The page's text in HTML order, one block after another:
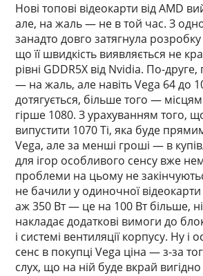
Нові топові відеокарти від AMD
але, на жаль — не в той час. З
занадто довго затягнула
що її швидкість виявляється не
рівні GDDR5X від Nvidia. По-друге,
— на жаль, але навіть Vega 64 до
дотягується, більше того —
гірше 1080. З урахуванням того,
випустити 1070 Ti, яка буде
Vega, але за менші гроші — в
для ігор особливого сенсу вже
проблеми на цьому не
не бачили у одиночної
аж 350 Вт — це на 100 Вт більше,
накладає додаткові вимоги до
і системі вентиляції корпусу. Ну і
сенс в покупці Vega ціна — з-за
слух, що на ній буде вкрай